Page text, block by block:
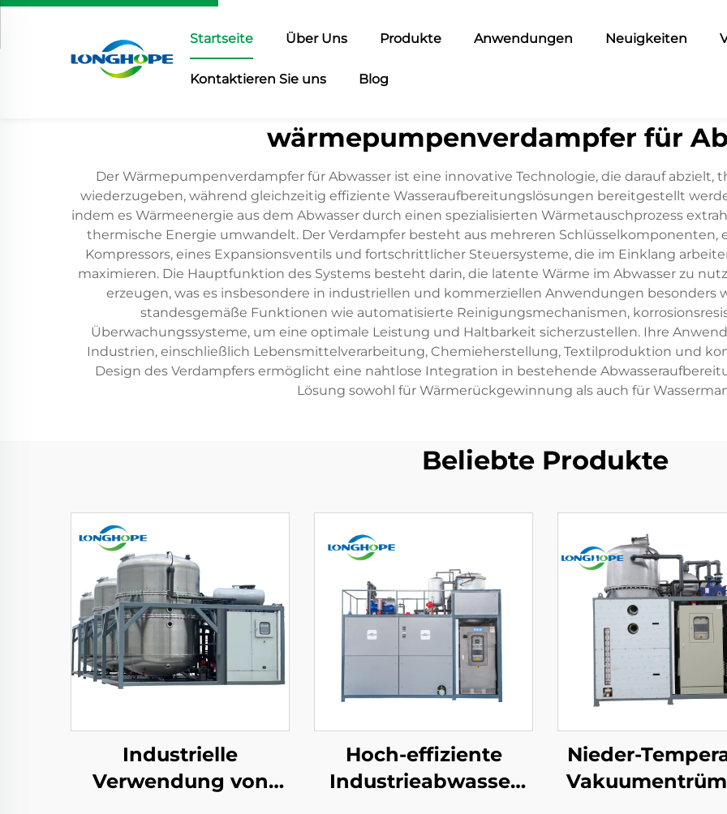
Startseite Über Uns Produkte Anwendungen Neuigkeiten
Kontaktieren Sie uns Blog
wärmepumpenverdampfer für
Der Wärmepumpenverdampfer für Abwasser ist eine innovative Technologie, die darauf abzielt,
wiederzugeben, während gleichzeitig effiziente Wasseraufbereitungslösungen bereitgestellt
indem es Wärmeenergie aus dem Abwasser durch einen spezialisierten Wärmetauschprozess
thermische Energie umwandelt. Der Verdampfer besteht aus mehreren Schlüsselkomponenten,
Kompressors, eines Expansionsventils und fortschrittlicher Steuersysteme, die im Einklang
maximieren. Die Hauptfunktion des Systems besteht darin, die latente Wärme im Abwasser zu
erzeugen, was es insbesondere in industriellen und kommerziellen Anwendungen besonders
standesgemäße Funktionen wie automatisierte Reinigungsmechanismen,
Überwachungssysteme, um eine optimale Leistung und Haltbarkeit sicherzustellen. Ihre
Industrien, einschließlich Lebensmittelverarbeitung, Chemieherstellung, Textilproduktion und
Design des Verdampfers ermöglicht eine nahtlose Integration in bestehende
Lösung sowohl für Wärmerückgewinnung als auch für
Beliebte Produkte
Industrielle
Verwendung von
Hoch-effiziente
Industrieabwasser
Nieder-